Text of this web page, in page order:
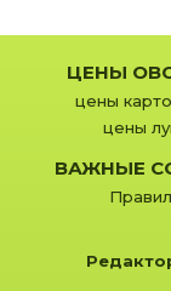
ЦЕНЫ
цены
цены
ВАЖНЫЕ